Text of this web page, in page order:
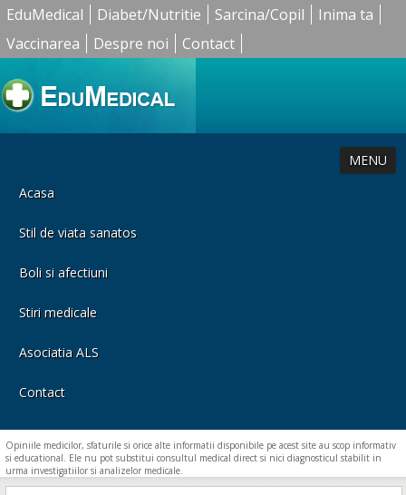
EduMedical Diabet/Nutritie Sarcina/Copil
Inima ta
Vaccinarea
Despre noi Contact
MENU
Acasa
Stil de viata sanatos
Boli si afectiuni
Stiri medicale
Asociatia ALS
Contact
Opiniile medicilor, sfaturile si orice alte informatii disponibile pe acest site au scop informativ
si educational. Ele nu pot substitui consultul medical direct si nici diagnosticul stabilit in
urma investigatiilor si analizelor medicale.